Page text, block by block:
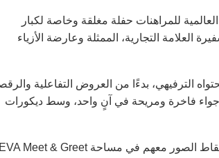
العالمية للمراهنات حفلة مغلقة وخاصة لكبار
التجارية، الممثلة وعارضة الأزياء
الترفيهي، بدءًا من العروض التفاعلية
فاخرة ومريحة في آنٍ واحد، وسط ديكورات